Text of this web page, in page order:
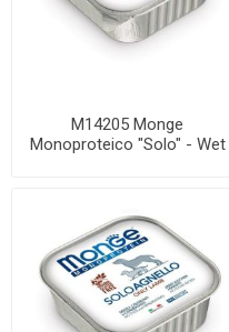
M14205 Monge
Monoproteico "Solo" - Wet